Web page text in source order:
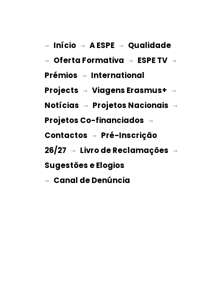
→ Início → A ESPE → Qualidade
→ Oferta Formativa → ESPE TV
Prémios → International
Projects → Viagens Erasmus+
Notícias → Projetos Nacionais
Projetos Co-financiados
Contactos → Pré-Inscrição
26/27 → Livro de Reclamações
Sugestões e Elogios
→